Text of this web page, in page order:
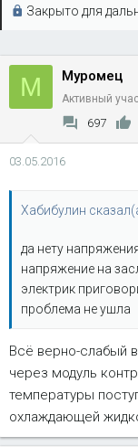
Закрыто для
М Муромец
Активный
697
03.05.2016
Хабибулин
да нету
напряжение на
электрик
проблема не ушла
Всё верно-слабый
через модуль
температуры
охлаждающей